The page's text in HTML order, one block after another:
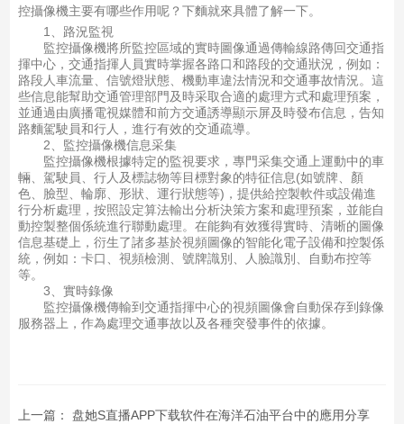
控攝像機主要有哪些作用呢？下麵就來具體了解一下。
1、路況監視
監控攝像機將所監控區域的實時圖像通過傳輸線路傳回交通指
揮中心，交通指揮人員實時掌握各路口和路段的交通狀況，例如：
路段人車流量、信號燈狀態、機動車違法情況和交通事故情況。這
些信息能幫助交通管理部門及時采取合適的處理方式和處理預案，
並通過由廣播電視媒體和前方交通誘導顯示屏及時發布信息，告知
路麵駕駛員和行人，進行有效的交通疏導。
2、監控攝像機信息采集
監控攝像機根據特定的監視要求，專門采集交通上運動中的車
輛、駕駛員、行人及標誌物等目標對象的特征信息(如號牌、顏
色、臉型、輪廓、形狀、運行狀態等)，提供給控製軟件或設備進
行分析處理，按照設定算法輸出分析決策方案和處理預案，並能自
動控製整個係統進行聯動處理。在能夠有效獲得實時、清晰的圖像
信息基礎上，衍生了諸多基於視頻圖像的智能化電子設備和控製係
統，例如：卡口、視頻檢測、號牌識別、人臉識別、自動布控等
等。
3、實時錄像
監控攝像機傳輸到交通指揮中心的視頻圖像會自動保存到錄像
服務器上，作為處理交通事故以及各種突發事件的依據。
上一篇： 盘她S直播APP下载软件在海洋石油平台中的應用分享